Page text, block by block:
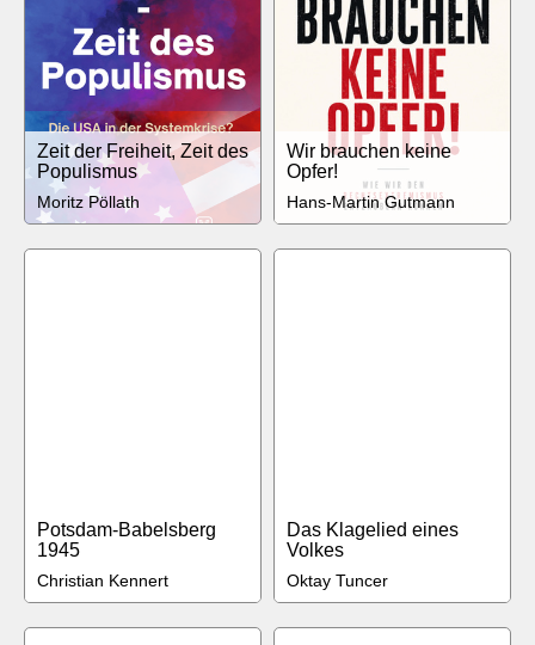
Zeit der Freiheit, Zeit des
Populismus
Moritz Pöllath
Wir brauchen keine
Opfer!
Hans-Martin Gutmann
Potsdam-Babelsberg
1945
Christian Kennert
Das Klagelied eines
Volkes
Oktay Tuncer